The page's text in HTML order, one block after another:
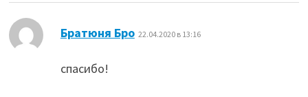
Братюня Бро: 22.04.2020 в 13:16
спасибо!